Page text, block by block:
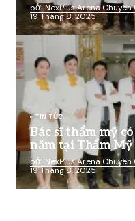
bởi NexPlus Arena Chuyên
19 Tháng 8, 2025
TIN TỨC
Bác sĩ thẩm mỹ
năm tại Thẩm Mỹ
bởi NexPlus Arena Chuyên
19 Tháng 8, 2025